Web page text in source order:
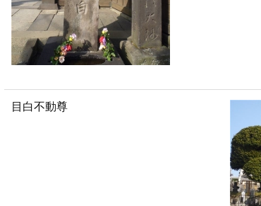
目白不動尊